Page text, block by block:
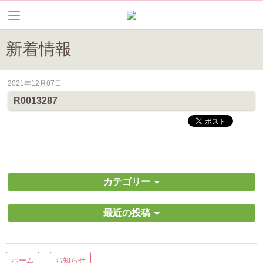
新着情報
皆野町のイベントやお祭り、花情報等の最新情報や観光協会会員情報
2021年12月07日
R0013287
カテゴリー
最近の投稿
ホーム お知らせ